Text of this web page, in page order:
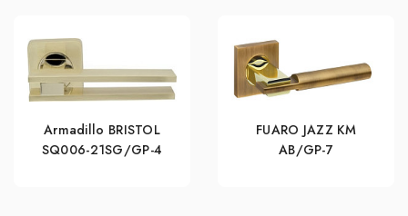
Armadillo BRISTOL
SQ006-21SG/GP-4
FUARO JAZZ KM
AB/GP-7